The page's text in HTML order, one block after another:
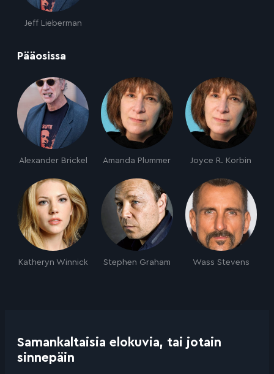
Jeff Lieberman
Pääosissa
Alexander Brickel Amanda Plummer Joyce R. Korbin
Katheryn Winnick Stephen Graham Wass Stevens
Samankaltaisia elokuvia, tai jotain
sinnepäin